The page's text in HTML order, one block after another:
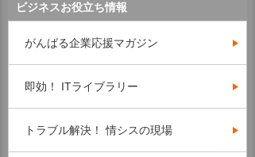
ビジネスお役立ち情報
がんばる企業応援マガジン
即効！ ITライブラリー
トラブル解決！ 情シスの現場